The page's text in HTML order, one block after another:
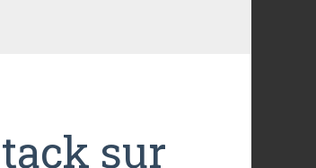
sur